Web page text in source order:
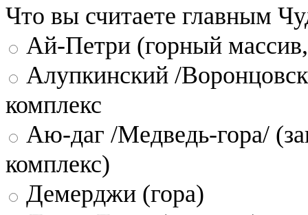
Что вы считаете главным
Ай-Петри (горный
Алупкинский /
комплекс
Аю-даг /Медведь-гора/
комплекс)
Демерджи (гора)